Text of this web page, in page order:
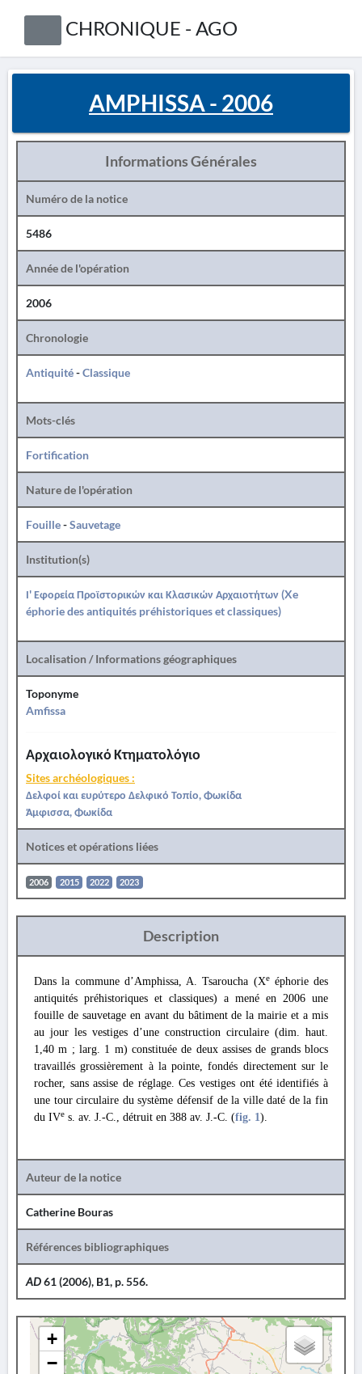
CHRONIQUE - AGO
AMPHISSA - 2006
Informations Générales
Numéro de la notice
5486
Année de l'opération
2006
Chronologie
Antiquité-Classique
Mots-clés
Fortification
Nature de l'opération
Fouille-Sauvetage
Institution(s)
Ι' Εφορεία Προϊστορικών και Κλασικών Αρχαιοτήτων (Xe
éphorie des antiquités préhistoriques et classiques)
Localisation / Informations géographiques
Toponyme
Amfissa
Αρχαιολογικό Κτηματολόγιο
Sites archéologiques :
Δελφοί και ευρύτερο Δελφικό Τοπίο, Φωκίδα
Άμφισσα, Φωκίδα
Notices et opérations liées
2006 2015 2022 2023
Description
Dans la commune d’Amphissa, A. Tsaroucha (Xeéphorie des
antiquités préhistoriques et classiques) a mené en 2006 une
fouille de sauvetage en avant du bâtiment de la mairie et a mis
au jour les vestiges d’une construction circulaire (dim. haut.
1,40 m ; larg. 1 m) constituée de deux assises de grands blocs
travaillés grossièrement à la pointe, fondés directement sur le
rocher, sans assise de réglage. Ces vestiges ont été identifiés à
une tour circulaire du système défensif de la ville daté de la fin
du IVe s. av. J.-C., détruit en 388 av. J.-C. (fig. 1).
Auteur de la notice
Catherine Bouras
Références bibliographiques
AD61 (2006), B1, p. 556.
+
−